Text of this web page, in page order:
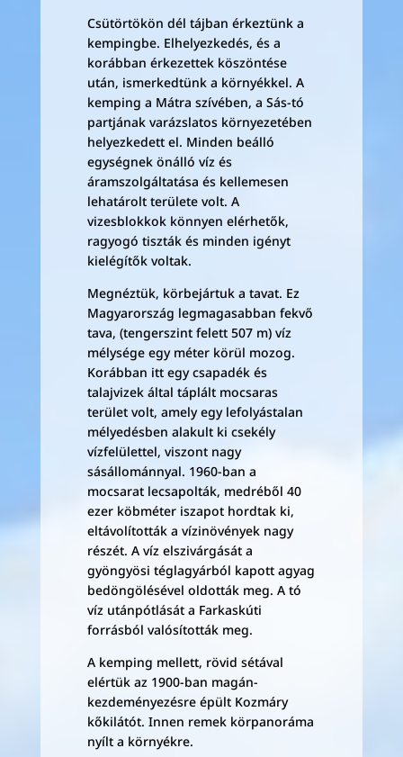
Csütörtökön dél tájban érkeztünk a
kempingbe. Elhelyezkedés, és a
korábban érkezettek köszöntése
után, ismerkedtünk a környékkel. A
kemping a Mátra szívében, a Sás-tó
partjának varázslatos környezetében
helyezkedett el. Minden beálló
egységnek önálló víz és
áramszolgáltatása és kellemesen
lehatárolt területe volt. A
vizesblokkok könnyen elérhetők,
ragyogó tiszták és minden igényt
kielégítők voltak.
Megnéztük, körbejártuk a tavat. Ez
Magyarország legmagasabban fekvő
tava, (tengerszint felett 507 m) víz
mélysége egy méter körül mozog.
Korábban itt egy csapadék és
talajvizek által táplált mocsaras
terület volt, amely egy lefolyástalan
mélyedésben alakult ki csekély
vízfelülettel, viszont nagy
sásállománnyal. 1960-ban a
mocsarat lecsapolták, medréből 40
ezer köbméter iszapot hordtak ki,
eltávolították a vízinövények nagy
részét. A víz elszivárgását a
gyöngyösi téglagyárból kapott agyag
bedöngölésével oldották meg. A tó
víz utánpótlását a Farkaskúti
forrásból valósították meg.
A kemping mellett, rövid sétával
elértük az 1900-ban magán-
kezdeményezésre épült Kozmáry
kőkilátót. Innen remek körpanoráma
nyílt a környékre.